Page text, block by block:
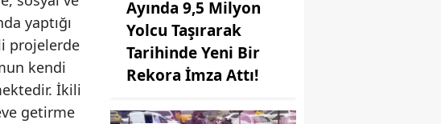
Isparta
Mersin
İstanbul
yaptığı
projelerde
kendi
İkili
getirme
Ayında 9,5 Milyon
Yolcu Taşırarak
Tarihinde Yeni Bir
Rekora İmza Attı!